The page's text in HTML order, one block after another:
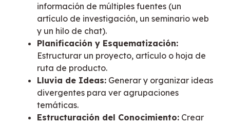
información de múltiples fuentes (un
artículo de investigación, un seminario web
y un hilo de chat).
Planificación y Esquematización:
Estructurar un proyecto, artículo o hoja de
ruta de producto.
Lluvia de Ideas: Generar y organizar ideas
divergentes para ver agrupaciones
temáticas.
Estructuración del Conocimiento: Crear